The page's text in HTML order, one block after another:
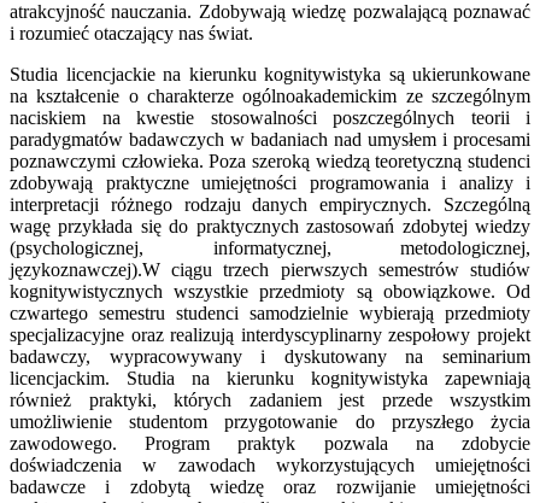
atrakcyjność nauczania. Zdobywają wiedzę pozwalającą poznawać
i rozumieć otaczający nas świat.
Studia licencjackie na kierunku kognitywistyka są ukierunkowane
na kształcenie o charakterze ogólnoakademickim ze szczególnym
naciskiem na kwestie stosowalności poszczególnych teorii i
paradygmatów badawczych w badaniach nad umysłem i procesami
poznawczymi człowieka. Poza szeroką wiedzą teoretyczną studenci
zdobywają praktyczne umiejętności programowania i analizy i
interpretacji różnego rodzaju danych empirycznych. Szczególną
wagę przykłada się do praktycznych zastosowań zdobytej wiedzy
(psychologicznej, informatycznej, metodologicznej,
językoznawczej).W ciągu trzech pierwszych semestrów studiów
kognitywistycznych wszystkie przedmioty są obowiązkowe. Od
czwartego semestru studenci samodzielnie wybierają przedmioty
specjalizacyjne oraz realizują interdyscyplinarny zespołowy projekt
badawczy, wypracowywany i dyskutowany na seminarium
licencjackim. Studia na kierunku kognitywistyka zapewniają
również praktyki, których zadaniem jest przede wszystkim
umożliwienie studentom przygotowanie do przyszłego życia
zawodowego. Program praktyk pozwala na zdobycie
doświadczenia w zawodach wykorzystujących umiejętności
badawcze i zdobytą wiedzę oraz rozwijanie umiejętności